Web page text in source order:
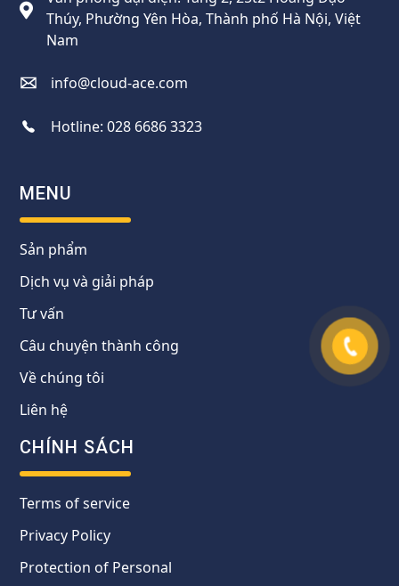
Thúy, Phường Yên Hòa, Thành phố Hà Nội, Việt
Nam
info@cloud-ace.com
Hotline:028 6686 3323
MENU
Sản phẩm
Dịch vụ và giải pháp
Tư vấn
Câu chuyện thành công
Về chúng tôi
Liên hệ
CHÍNH SÁCH
Terms of service
Privacy Policy
Protection of Personal